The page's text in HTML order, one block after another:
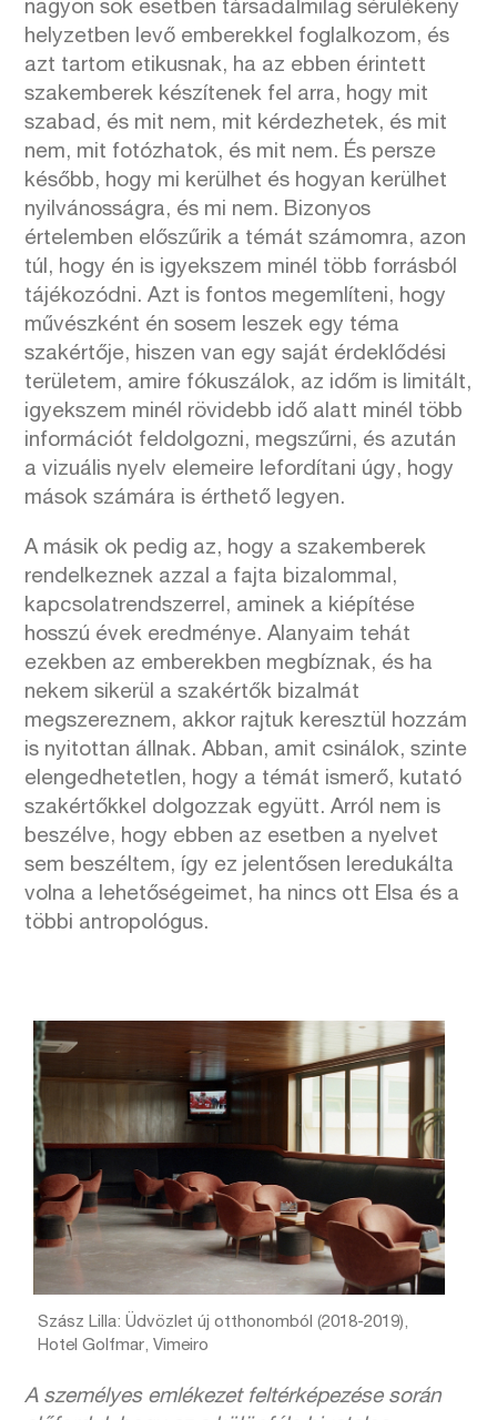
nagyon sok esetben társadalmilag sérülékeny
helyzetben levő emberekkel foglalkozom, és
azt tartom etikusnak, ha az ebben érintett
szakemberek készítenek fel arra, hogy mit
szabad, és mit nem, mit kérdezhetek, és mit
nem, mit fotózhatok, és mit nem. És persze
később, hogy mi kerülhet és hogyan kerülhet
nyilvánosságra, és mi nem. Bizonyos
értelemben előszűrik a témát számomra, azon
túl, hogy én is igyekszem minél több forrásból
tájékozódni. Azt is fontos megemlíteni, hogy
művészként én sosem leszek egy téma
szakértője, hiszen van egy saját érdeklődési
területem, amire fókuszálok, az időm is limitált,
igyekszem minél rövidebb idő alatt minél több
információt feldolgozni, megszűrni, és azután
a vizuális nyelv elemeire lefordítani úgy, hogy
mások számára is érthető legyen.
A másik ok pedig az, hogy a szakemberek
rendelkeznek azzal a fajta bizalommal,
kapcsolatrendszerrel, aminek a kiépítése
hosszú évek eredménye. Alanyaim tehát
ezekben az emberekben megbíznak, és ha
nekem sikerül a szakértők bizalmát
megszereznem, akkor rajtuk keresztül hozzám
is nyitottan állnak. Abban, amit csinálok, szinte
elengedhetetlen, hogy a témát ismerő, kutató
szakértőkkel dolgozzak együtt. Arról nem is
beszélve, hogy ebben az esetben a nyelvet
sem beszéltem, így ez jelentősen leredukálta
volna a lehetőségeimet, ha nincs ott Elsa és a
többi antropológus.
Szász Lilla: Üdvözlet új otthonomból (2018-2019),
Hotel Golfmar, Vimeiro
A személyes emlékezet feltérképezése során